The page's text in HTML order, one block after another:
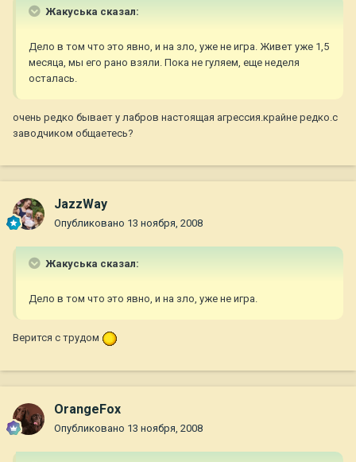
Жакуська сказал:
Дело в том что это явно, и на зло, уже не игра. Живет уже 1,5
месяца, мы его рано взяли. Пока не гуляем, еще неделя
осталась.
очень редко бывает у лабров настоящая агрессия.крайне редко.с
заводчиком общаетесь?
JazzWay
Опубликовано 13 ноября, 2008
Жакуська сказал:
Дело в том что это явно, и на зло, уже не игра.
Верится с трудом
OrangeFox
Опубликовано 13 ноября, 2008